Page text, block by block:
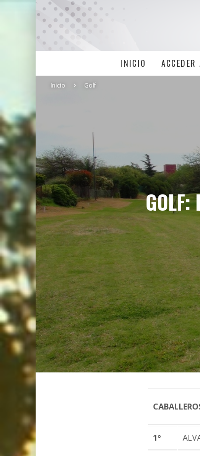
INICIO
Inicio Golf
GOLF:
1º